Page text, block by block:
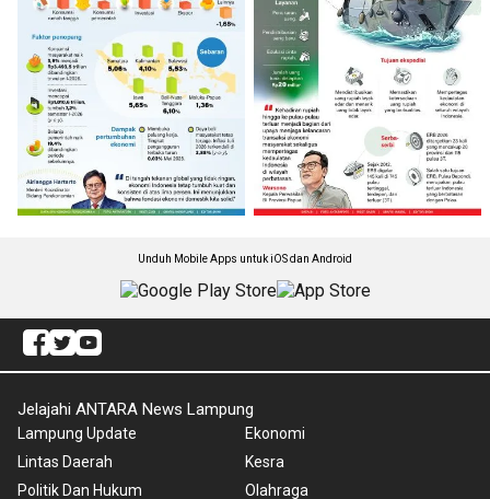
Unduh Mobile Apps untuk iOS dan Android
Jelajahi ANTARA News Lampung
Lampung Update
Lintas Daerah
Politik Dan Hukum
Ekonomi
Kesra
Olahraga